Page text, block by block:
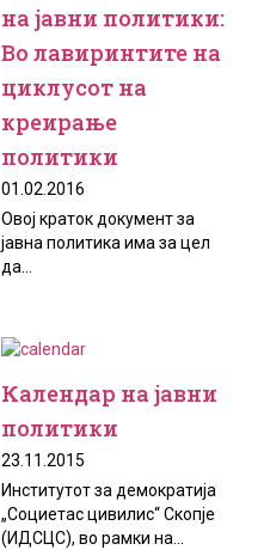
на јавни политики:
Во лавиринтите на
циклусот на
креирање
политики
01.02.2016
Овој краток документ за
јавна политика има за цел
да...
Календар на јавни
политики
23.11.2015
Институтот за демократија
„Социетас цивилис“ Скопје
(ИДСЦС), во рамки на...